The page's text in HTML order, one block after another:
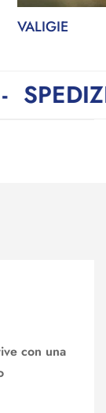
VALIGIE
con una